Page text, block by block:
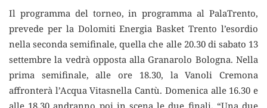
Il programma del torneo, in programma al PalaTrento,
prevede per la Dolomiti Energia Basket Trento l’esordio
nella seconda semifinale, quella che alle 20.30 di sabato 13
settembre la vedrà opposta alla Granarolo Bologna. Nella
prima semifinale, alle ore 18.30, la Vanoli Cremona
affronterà l’Acqua Vitasnella Cantù. Domenica alle 16.30 e